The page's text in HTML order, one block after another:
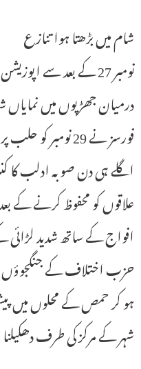
شام میں بڑھتا ہوا تنازع
نومبر 27 کے بعد سے
درمیان جھڑپوں میں
فورسز نے 29
اگلے ہی دن صوبہ ادلب کا
حزب اختلاف کے
ہو کر حمص کے محلوں میں
شہر کے مرکز کی طرف